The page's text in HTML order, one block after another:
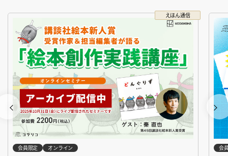
えほん通信
会員限定 オンライン 会